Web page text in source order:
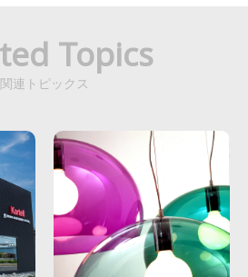
Topics
関連トピックス